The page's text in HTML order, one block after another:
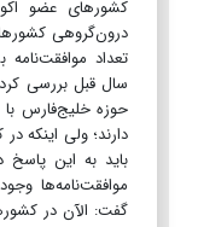
کشورهای عضو اکو
تعداد
سال قبل بررسی
حوزه خلیج‌فارس با
دارند؛ ولی اینکه
باید به این
موافقت‌نامه‌ها
گفت: الآن در